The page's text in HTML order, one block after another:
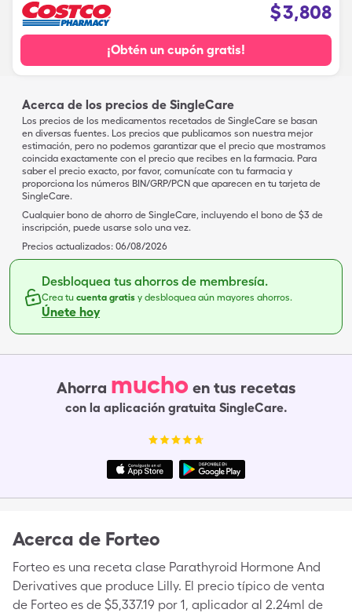
$3,808
¡Obtén un cupón gratis!
Acerca de los precios de SingleCare
Los precios de los medicamentos recetados de SingleCare se basan
en diversas fuentes. Los precios que publicamos son nuestra mejor
estimación, pero no podemos garantizar que el precio que mostramos
coincida exactamente con el precio que recibes en la farmacia. Para
saber el precio exacto, por favor, comunícate con tu farmacia y
proporciona los números BIN/GRP/PCN que aparecen en tu tarjeta de
SingleCare.
Cualquier bono de ahorro de SingleCare, incluyendo el bono de $3 de
inscripción, puede usarse solo una vez.
Precios actualizados: 06/08/2026
Desbloquea tus ahorros de membresía.
Crea tu cuenta gratis y desbloquea aún mayores ahorros.
Únete hoy
Ahorra mucho en tus recetas
con la aplicación gratuita SingleCare.
Acerca de Forteo
Forteo es una receta clase Parathyroid Hormone And
Derivatives que produce Lilly. El precio típico de venta
de Forteo es de $5,337.19 por 1, aplicador al 2.24ml de